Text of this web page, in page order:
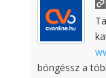
böngéssz a